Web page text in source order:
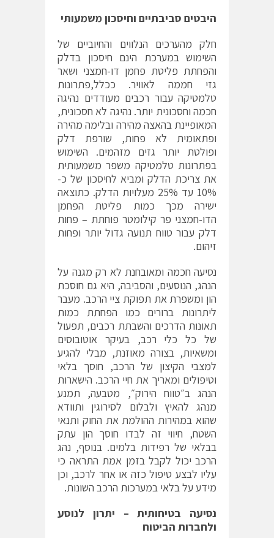
היבטים סביבתיים וחיסכון משמעותי
חלק מהערכים הנלווים והחיוביים של
השימוש במערכת הינם חיסכון בדלק
והפחתת פליטת פחמן דו-חמצני ושאר
גזי חממה לאוויר. ככלל,פתרונות
טלמטיקה עבור רכבים מעודדים נהיגה
חכמה וחסכונית יותר. נהיגה לא חסכונית,
המאופיינת בהאצה מהירה ובלימה מהירה
ופתאומית לא פחות, שורפת דלק
ופולטת יותר גזים מזהמים. השימוש
בפתרונות טלמטיקה משפר משמעותית
את צריכת הדלק ומביא לחיסכון של כ-
10% עד 25% מעלויות הדלק. כתוצאה
ישירה מכך כמות פליטת הפחמן
הדו-חמצני פר קילומטר פוחתת – פחות
דלק עבור טווח תנועה גדול יותר ופחות
זיהום.
נסיעה חכמה ומאובחנת לא רק מגנה על
הנהג, הנוסעים, והסביבה, היא גם חוסכת
הון ומשפרת את תפוקת ציי הרכב. מעבר
ליתרונות ברורים כמו הפחתת כמות
תאונות הדרכים והשבתת רכבים, תפעול
של כל כלי רכב, בעיקר אוטובוסים
ומשאיות, בצורה מאוזנת, מבלי להגיע
למצבי הקיצון של הרכב, חוסך בלאי
וטיפולים ומאריך את חיי הרכב. הישארות
הנהג ב״טווח הירוק״, מטבעה, תמנע
מנהג להאיץ ולבלום לסירוגין ותוודא
שהוא במהירות ההולמת את החוק ותנאי
השטח, חיווי זה לבדו חוסך הון עתק
בבלאי של רפידות בלמים. בנוסף, נהג
הרכב יכול לקבל בזמן אמת התראה כי
עליו לבצע טיפול כזה או אחר לרכב, וכן
מידע על בלאי במערכות הרכב השונות.
נסיעה בטיחותית – יתרון לנוסע
ולחברות הביטוח